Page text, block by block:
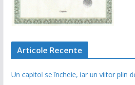
Articole Recente
Un capitol se încheie, iar un viitor plin